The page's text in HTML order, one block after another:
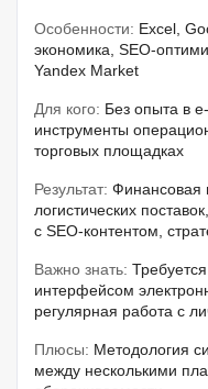
Особенности: Excel,
экономика, SEO-
Yandex Market
Для кого: Без опыта в
инструменты
торговых площадках
Результат: Финансовая
логистических
с SEO-контентом,
Важно знать:
интерфейсом
регулярная работа с
Плюсы: Методология
между несколькими